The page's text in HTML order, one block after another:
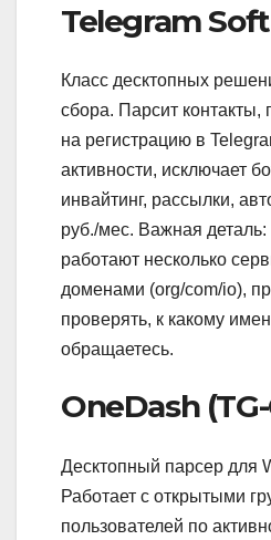
Telegram
Класс десктопных
сбора. Парсит контакты,
на регистрацию в
активности, исключает
инвайтинг, рассылки,
руб./мес. Важная
работают несколько
доменами (org/com/io),
проверять, к какому
обращаетесь.
OneDash
Десктопный парсер для
Работает с открытыми
пользователей по